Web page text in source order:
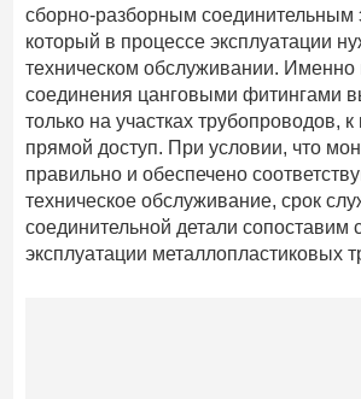
сборно-разборным соединительным
который в процессе эксплуатации
техническом обслуживании. Именно
соединения цанговыми фитингами
только на участках трубопроводов,
прямой доступ. При условии, что
правильно и обеспечено
техническое обслуживание, срок
соединительной детали сопоставим
эксплуатации металлопластиковых